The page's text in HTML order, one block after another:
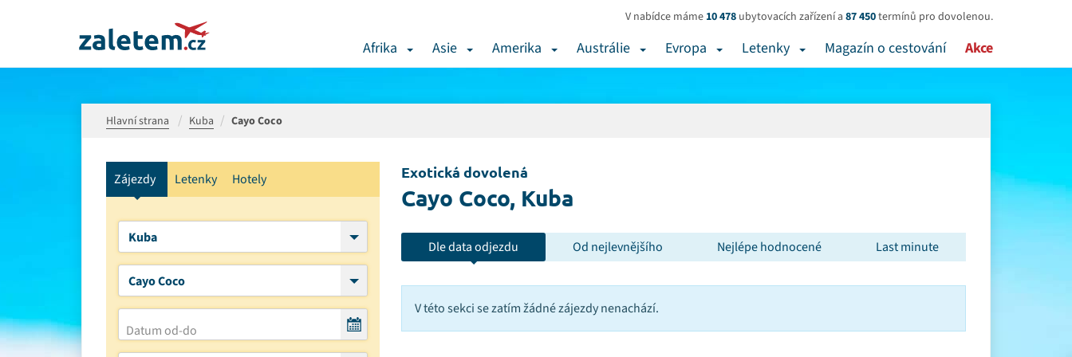
V nabídce máme 10 478 ubytovacích zařízení a 87 450termínů pro dovolenou.
Afrika Asie Amerika Austrálie Evropa Letenky Magazín o cestování Akce
Hlavní strana Kuba Cayo Coco
Exotická dovolená
Cayo Coco, Kuba
Dle data odjezdu Od nejlevnějšího Nejlépe hodnocené Last minute
V této sekci se zatím žádné zájezdy nenachází.
Zájezdy Letenky Hotely
Kuba
Cayo Coco